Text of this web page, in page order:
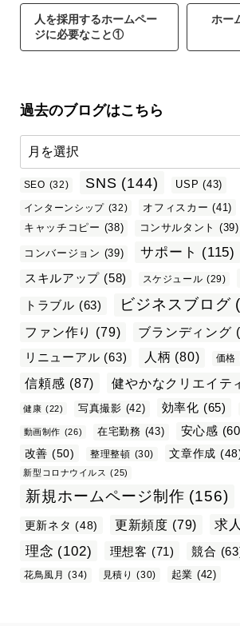
人を採用するホームペー
ジに必要なこと①
ホー
過去のブログはこちら
SEO (32) SNS (144) USP (43)
インターンシップ (32) オフィスカー (41)
キャッチコピー (38) コンサルタント (39)
コンバージョン (39) サポート (115)
スキルアップ (58) スケジュール (29)
トラブル (63) ビジネスブログ
ファン作り (79) ブランディング
リニューアル (63) 人柄 (80) 価格
信頼感 (87) 健やかなクリエイテ
健康 (22) 写真撮影 (42) 効率化 (65)
動画制作 (26) 在宅勤務 (43) 安心感
改善 (50) 整理整頓 (30) 文章作成
新型コロナウイルス (25)
新規ホームページ制作 (156)
更新ネタ (48) 更新頻度 (79) 求人
理念 (102) 理想客 (71) 競合
花鳥風月 (34) 見積り (30) 起業 (42)